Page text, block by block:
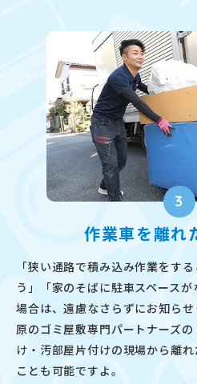
3
作業車を離れ
「狭い通路で積み込み作業をす
う」「家のそばに駐車スペース
場合は、遠慮なさらずにお知ら
原のゴミ屋敷専門パートナーズ
け・汚部屋片付けの現場から離
ことも可能ですよ。